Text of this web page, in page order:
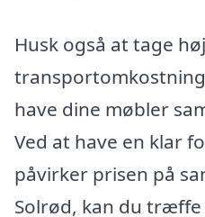
Husk også at tage
have dine møbler
Ved at have en klar
påvirker prisen på
Solrød, kan du